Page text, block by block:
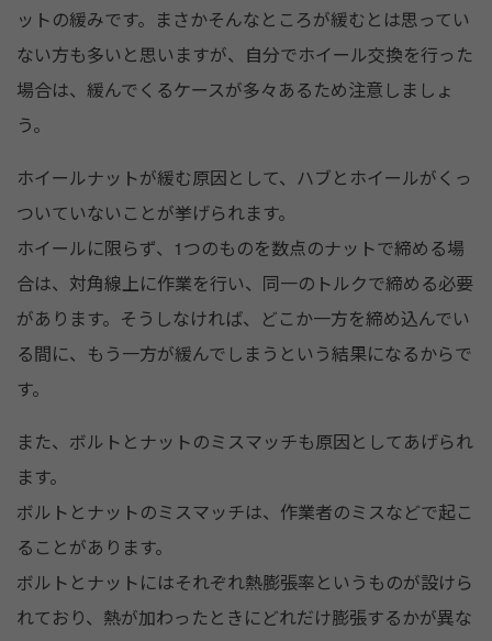
ットの緩みです。まさかそんなところが緩むとは思ってい
ない方も多いと思いますが、自分でホイール交換を行った
場合は、緩んでくるケースが多々あるため注意しましょ
う。
ホイールナットが緩む原因として、ハブとホイールがくっ
ついていないことが挙げられます。
ホイールに限らず、1つのものを数点のナットで締める場
合は、対角線上に作業を行い、同一のトルクで締める必要
があります。そうしなければ、どこか一方を締め込んでい
る間に、もう一方が緩んでしまうという結果になるからで
す。
また、ボルトとナットのミスマッチも原因としてあげられ
ます。
ボルトとナットのミスマッチは、作業者のミスなどで起こ
ることがあります。
ボルトとナットにはそれぞれ熱膨張率というものが設けら
れており、熱が加わったときにどれだけ膨張するかが異な